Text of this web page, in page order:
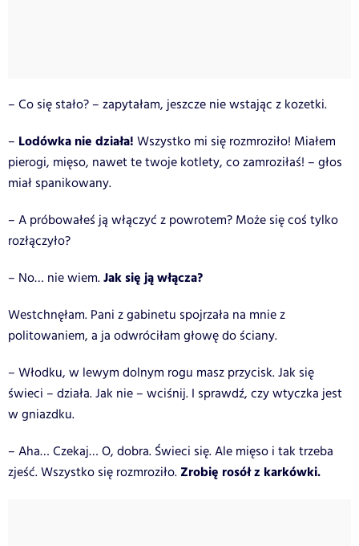
– Co się stało? – zapytałam, jeszcze nie wstając z kozetki.
– Lodówka nie działa! Wszystko mi się rozmroziło! Miałem
pierogi, mięso, nawet te twoje kotlety, co zamroziłaś! – głos
miał spanikowany.
– A próbowałeś ją włączyć z powrotem? Może się coś tylko
rozłączyło?
– No… nie wiem.Jak się ją włącza?
Westchnęłam. Pani z gabinetu spojrzała na mnie z
politowaniem, a ja odwróciłam głowę do ściany.
– Włodku, w lewym dolnym rogu masz przycisk. Jak się
świeci – działa. Jak nie – wciśnij. I sprawdź, czy wtyczka jest
w gniazdku.
– Aha… Czekaj… O, dobra. Świeci się. Ale mięso i tak trzeba
zjeść. Wszystko się rozmroziło. Zrobię rosół z karkówki.